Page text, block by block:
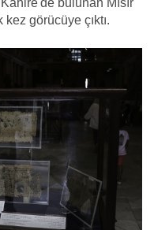
bulunan Mısır
görücüye çıktı.